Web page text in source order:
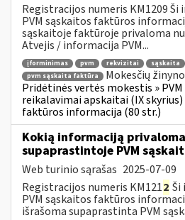
Registracijos numeris KM1209
PVM sąskaitos faktūros
sąskaitoje faktūroje privaloma
Atvejis / informacija PVM...
įforminimas pvm rekvizitai sąskaita
pvm sąskaita faktūra
Mokesčių
Pridėtinės vertės mokestis »
reikalavimai apskaitai (IX skyrius)
faktūros informacija (80 str.)
Kokią informaciją
supaprastintoje PVM
Web turinio sąrašas 2025-07-09
Registracijos numeris KM1212 Ši
PVM sąskaitos faktūros
išrašoma supaprastinta PVM